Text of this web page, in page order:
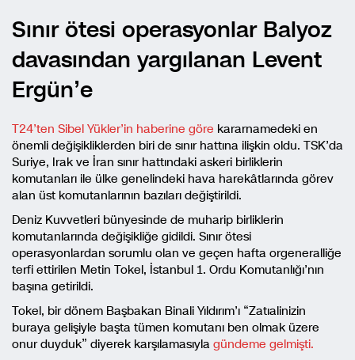
Sınır ötesi operasyonlar Balyoz
davasından yargılanan Levent
Ergün’e
T24’ten Sibel Yükler’in haberine göre kararnamedeki en
önemli değişikliklerden biri de sınır hattına ilişkin oldu. TSK’da
Suriye, Irak ve İran sınır hattındaki askeri birliklerin
komutanları ile ülke genelindeki hava harekâtlarında görev
alan üst komutanlarının bazıları değiştirildi.
Deniz Kuvvetleri bünyesinde de muharip birliklerin
komutanlarında değişikliğe gidildi. Sınır ötesi
operasyonlardan sorumlu olan ve geçen hafta orgeneralliğe
terfi ettirilen Metin Tokel, İstanbul 1. Ordu Komutanlığı’nın
başına getirildi.
Tokel, bir dönem Başbakan Binali Yıldırım’ı “Zatıalinizin
buraya gelişiyle başta tümen komutanı ben olmak üzere
onur duyduk” diyerek karşılamasıyla gündeme gelmişti.